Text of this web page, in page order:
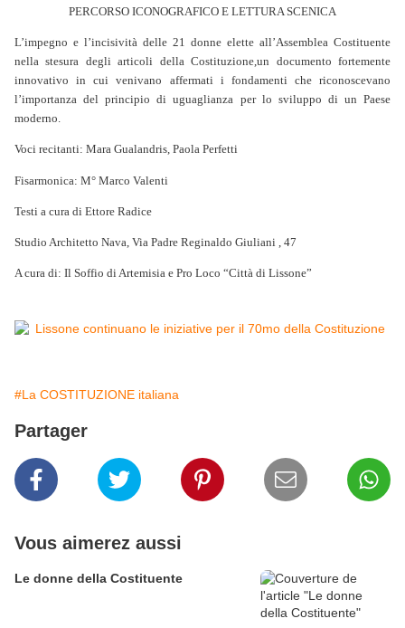
PERCORSO ICONOGRAFICO E LETTURA SCENICA
L’impegno e l’incisività delle 21 donne elette all’Assemblea Costituente
nella stesura degli articoli della Costituzione,un documento fortemente
innovativo in cui venivano affermati i fondamenti che riconoscevano
l’importanza del principio di uguaglianza per lo sviluppo di un Paese
moderno.
Voci recitanti: Mara Gualandris, Paola Perfetti
Fisarmonica: M° Marco Valenti
Testi a cura di Ettore Radice
Studio Architetto Nava, Via Padre Reginaldo Giuliani , 47
A cura di: Il Soffio di Artemisia e Pro Loco “Città di Lissone”
#La COSTITUZIONE italiana
Partager
Vous aimerez aussi
Le donne della Costituente